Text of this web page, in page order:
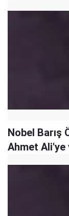
Nobel Barış
Ahmet Ali'ye